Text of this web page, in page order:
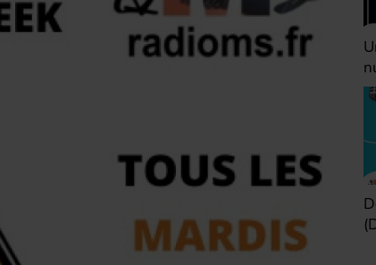
Une heure avant la
(Dimanche 21h)